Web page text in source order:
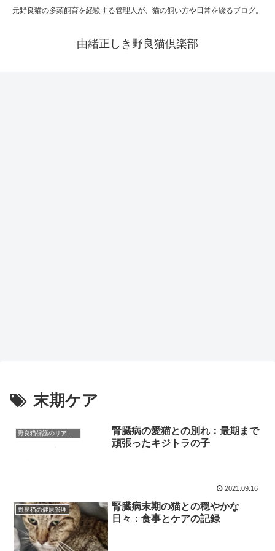
元野良猫の多頭飼育を経験する管理人が、猫の飼い方や日常を綴るブログ。
由緒正しき野良猫倶楽部
末期ケア
腎臓病の愛猫との別れ：最期まで
頑張ったキジトラの子
2021.09.16
野良猫の健康管理
腎臓病末期の猫との穏やかな
日々：食事とケアの記録